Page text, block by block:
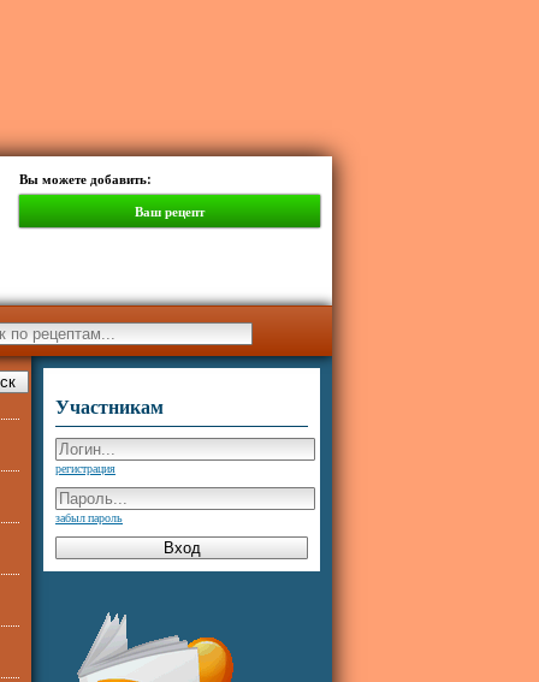
Вы можете добавить:
Ваш рецепт
Участникам
регистрация
забыл пароль